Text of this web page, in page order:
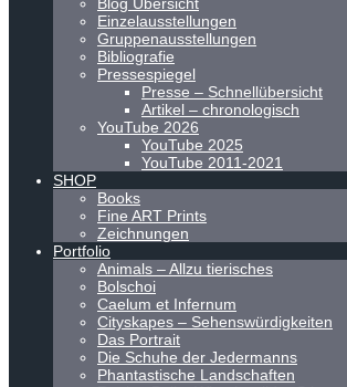
Einzelausstellungen
Gruppenausstellungen
Bibliografie
Pressespiegel
Presse – Schnellübersicht
Artikel – chronologisch
YouTube 2026
YouTube 2025
YouTube 2011-2021
SHOP
Books
Fine ART Prints
Zeichnungen
Portfolio
Animals – Allzu tierisches
Bolschoi
Caelum et Infernum
Cityskapes – Sehenswürdigkeiten
Das Portrait
Die Schuhe der Jedermanns
Phantastische Landschaften